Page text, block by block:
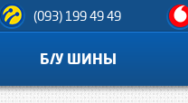
(093) 199 49 49
Б/У ШИНЫ